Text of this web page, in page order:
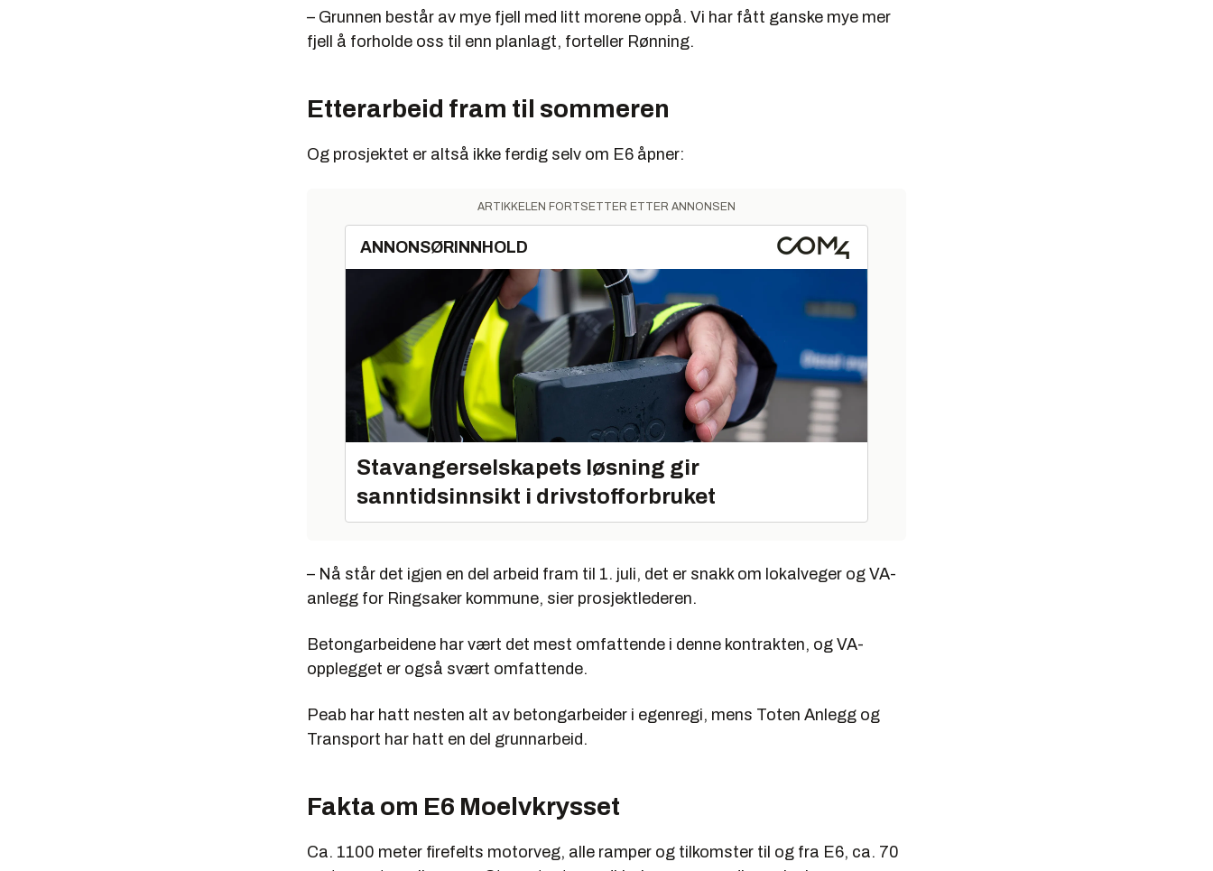
– Grunnen består av mye fjell med litt morene oppå. Vi har fått ganske mye mer
fjell å forholde oss til enn planlagt, forteller Rønning.
Etterarbeid fram til sommeren
Og prosjektet er altså ikke ferdig selv om E6 åpner:
ARTIKKELEN FORTSETTER ETTER ANNONSEN
ANNONSØRINNHOLD
Stavangerselskapets løsning gir
sanntidsinnsikt i drivstofforbruket
– Nå står det igjen en del arbeid fram til 1. juli, det er snakk om lokalveger og VA-
anlegg for Ringsaker kommune, sier prosjektlederen.
Betongarbeidene har vært det mest omfattende i denne kontrakten, og VA-
opplegget er også svært omfattende.
Peab har hatt nesten alt av betongarbeider i egenregi, mens Toten Anlegg og
Transport har hatt en del grunnarbeid.
Fakta om E6 Moelvkrysset
Ca. 1100 meter firefelts motorveg, alle ramper og tilkomster til og fra E6, ca. 70